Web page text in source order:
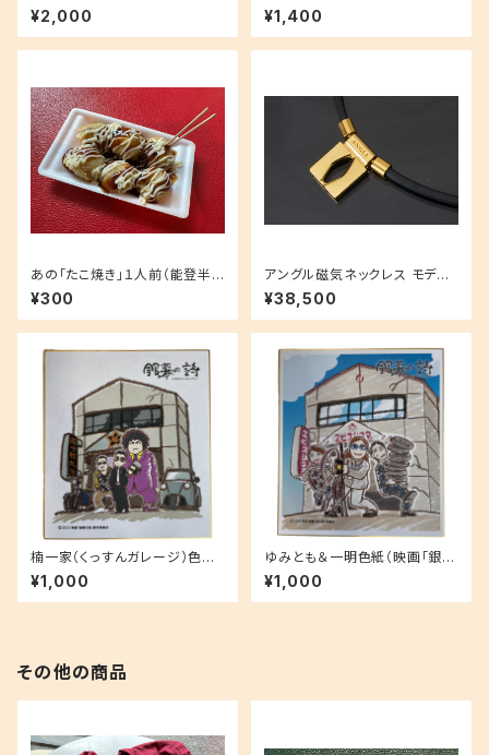
バッチ（映画「銀幕の詩」限定）
¥2,000 ¥1,400
あの「たこ焼き」１人前（能登半
島炊き出し）
¥300
アングル磁気ネックレス モデル
01ゴールドモデル
¥38,500
楠一家（くっすんガレージ）色紙
（映画「銀幕の詩」限定品)
¥1,000
ゆみとも＆一明色紙（映画「銀幕
の詩」限定品)
¥1,000
その他の商品